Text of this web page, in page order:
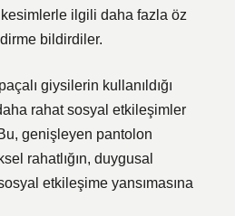
ilgili daha fazla öz
bildirdiler.
giysilerin kullanıldığı
rahat sosyal etkileşimler
genişleyen pantolon
rahatlığın, duygusal
etkileşime yansımasına